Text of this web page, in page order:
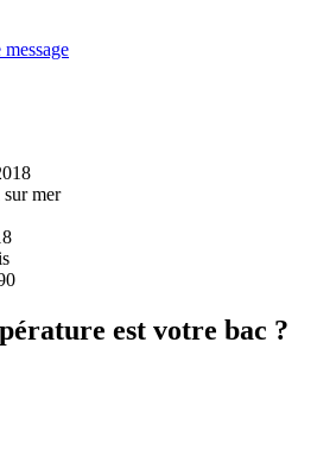
mer
est votre bac ?